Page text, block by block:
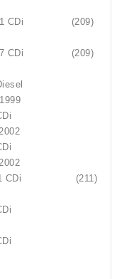
2.1 CDi (209)
2.7 CDi (209)
2.0 Diesel
06.1999
2.1 CDi
03.2002
2.2 CDi
03.2002
2.1 CDi (211)
2.1 CDi
2.1 CDi